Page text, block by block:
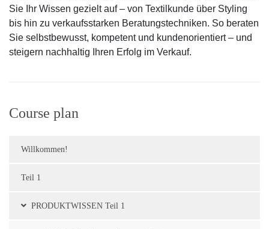
Sie Ihr Wissen gezielt auf – von Textilkunde über Styling
bis hin zu verkaufsstarken Beratungstechniken. So beraten
Sie selbstbewusst, kompetent und kundenorientiert – und
steigern nachhaltig Ihren Erfolg im Verkauf.
Course plan
Willkommen!
Teil 1
PRODUKTWISSEN Teil 1